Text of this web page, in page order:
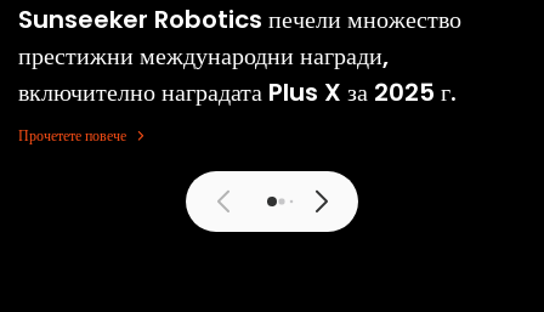
Sunseeker Robotics печели множество
престижни международни награди,
включително наградата Plus X за 2025 г.
Прочетете повече